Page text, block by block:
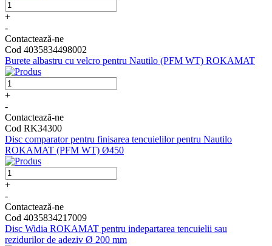
+
-
Contactează-ne
Cod 4035834498002
Burete albastru cu velcro pentru Nautilo (PFM WT) ROKAMAT
+
-
Contactează-ne
Cod RK34300
Disc comparator pentru finisarea tencuielilor pentru Nautilo
ROKAMAT (PFM WT) Ø450
+
-
Contactează-ne
Cod 4035834217009
Disc Widia ROKAMAT pentru indepartarea tencuielii sau
rezidurilor de adeziv Ø 200 mm